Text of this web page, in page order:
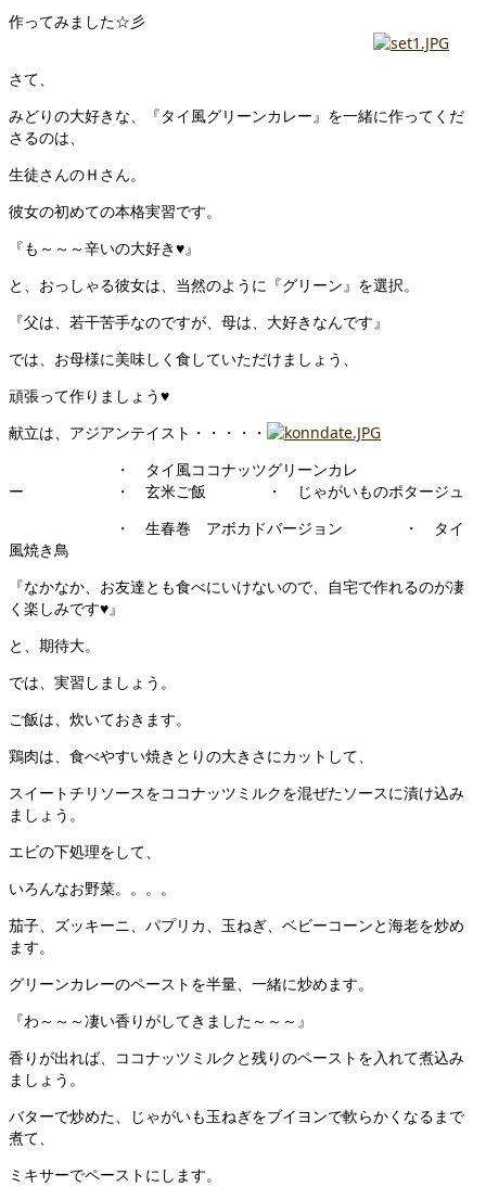
作ってみました☆彡
さて、
みどりの大好きな、『タイ風グリーンカレー』を一緒に作ってくだ
さるのは、
生徒さんのＨさん。
彼女の初めての本格実習です。
『も～～～辛いの大好き♥』
と、おっしゃる彼女は、当然のように『グリーン』を選択。
『父は、若干苦手なのですが、母は、大好きなんです』
では、お母様に美味しく食していただけましょう、
頑張って作りましょう♥
献立は、アジアンテイスト・・・・・
・ タイ風ココナッツグリーンカレ
ー ・ 玄米ご飯 ・ じゃがいものポタージュ
・ 生春巻 アボカドバージョン ・ タイ
風焼き鳥
『なかなか、お友達とも食べにいけないので、自宅で作れるのが凄
く楽しみです♥』
と、期待大。
では、実習しましょう。
ご飯は、炊いておきます。
鶏肉は、食べやすい焼きとりの大きさにカットして、
スイートチリソースをココナッツミルクを混ぜたソースに漬け込み
ましょう。
エビの下処理をして、
いろんなお野菜。。。。
茄子、ズッキーニ、パプリカ、玉ねぎ、ベビーコーンと海老を炒め
ます。
グリーンカレーのペーストを半量、一緒に炒めます。
『わ～～～凄い香りがしてきました～～～』
香りが出れば、ココナッツミルクと残りのペーストを入れて煮込み
ましょう。
バターで炒めた、じゃがいも玉ねぎをブイヨンで軟らかくなるまで
煮て、
ミキサーでペーストにします。